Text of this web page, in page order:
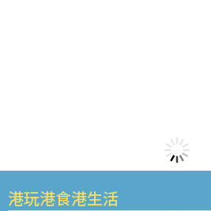
港玩港食港生活